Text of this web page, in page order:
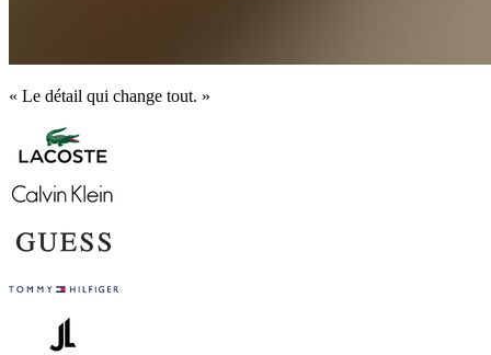
« Le détail qui change tout. »